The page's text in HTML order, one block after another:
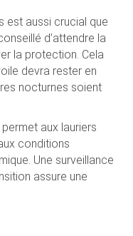
est aussi crucial que
d’attendre la
la protection. Cela
devra rester en
nocturnes soient
aux lauriers
conditions
Une surveillance
assure une